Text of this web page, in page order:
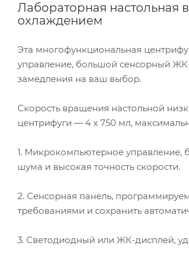
Лабораторная настольная
охлаждением
Эта многофункциональная
управление, большой сенсорный
замедления на ваш выбор.
Скорость вращения настольной
центрифуги — 4 x 750 мл,
1. Микрокомпьютерное управление,
шума и высокая точность скорости.
2. Сенсорная панель,
требованиями и сохранить
3. Светодиодный или ЖК-дисплей,